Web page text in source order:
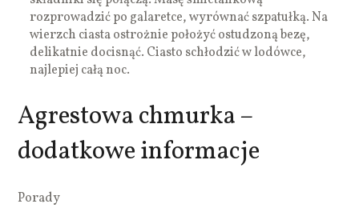
rozprowadzić po galaretce, wyrównać szpatułką. Na
wierzch ciasta ostrożnie położyć ostudzoną bezę,
delikatnie docisnąć. Ciasto schłodzić w lodówce,
najlepiej całą noc.
Agrestowa chmurka –
dodatkowe informacje
Porady